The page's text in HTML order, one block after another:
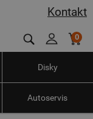
Kontakt
0
Disky
Autoservis